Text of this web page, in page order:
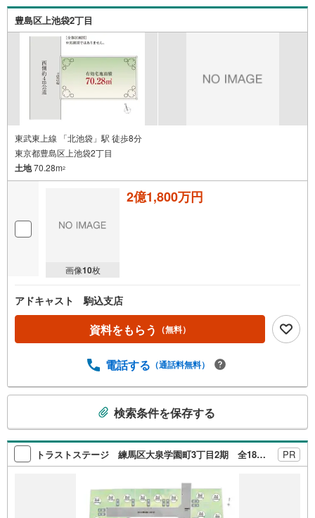
豊島区上池袋2丁目
東武東上線 「北池袋」駅 徒歩8分
東京都豊島区上池袋2丁目
土地70.28m2
画像10枚
2億1,800万円
アドキャスト 駒込支店
資料をもらう （無料）
電話する （通話料無料）
検
索
条
検索条件を保存する
トラストステージ 練馬区大泉学園町3丁目2期 全18区画 PR